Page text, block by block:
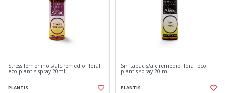
Stress femenino s/alc remedio floral
eco plantis spray 20ml
PLANTIS
Sin tabac s/alc remedio floral eco
plantis spray 20 ml
PLANTIS